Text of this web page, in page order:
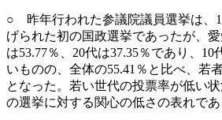
○ 昨年行われた参議院議員選挙は、
げられた初の国政選挙であったが、
は53.77％、20代は37.35％であり、
いものの、全体の55.41％と比べ、若
となった。若い世代の投票率が低い
の選挙に対する関心の低さの表れであ